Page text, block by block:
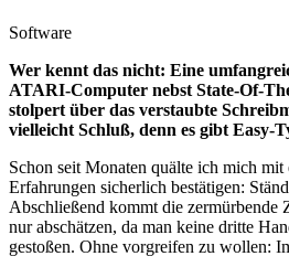
Software
Wer kennt das nicht: Eine
ATARI-Computer nebst State-Of-
stolpert über das verstaubte
vielleicht Schluß, denn es gibt
Schon seit Monaten quälte ich mich
Erfahrungen sicherlich bestätigen:
Abschließend kommt die
nur abschätzen, da man keine dritte
gestoßen. Ohne vorgreifen zu wollen: